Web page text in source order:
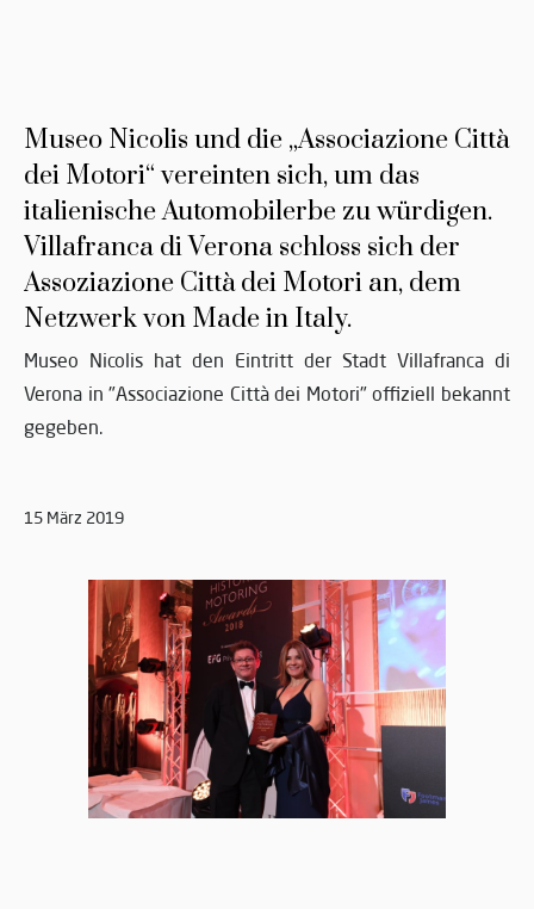
Museo Nicolis und die „Associazione Città
dei Motori“ vereinten sich, um das
italienische Automobilerbe zu würdigen.
Villafranca di Verona schloss sich der
Assoziazione Città dei Motori an, dem
Netzwerk von Made in Italy.
Museo Nicolis hat den Eintritt der Stadt Villafranca di
Verona in "Associazione Città dei Motori" offiziell bekannt
gegeben.
15 März 2019